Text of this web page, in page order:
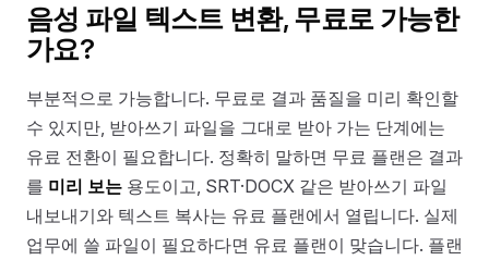
음성 파일 텍스트 변환, 무료로 가능한
가요?
부분적으로 가능합니다. 무료로 결과 품질을 미리 확인할
수 있지만, 받아쓰기 파일을 그대로 받아 가는 단계에는
유료 전환이 필요합니다. 정확히 말하면 무료 플랜은 결과
를 미리 보는 용도이고, SRT·DOCX 같은 받아쓰기 파일
내보내기와 텍스트 복사는 유료 플랜에서 열립니다. 실제
업무에 쓸 파일이 필요하다면 유료 플랜이 맞습니다. 플랜